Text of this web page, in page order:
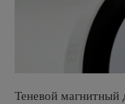
Теневой